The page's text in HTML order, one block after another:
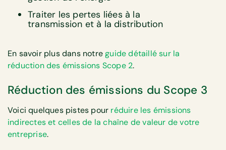
Traiter les pertes liées à la
transmission et à la distribution
En savoir plus dans notreguide détaillé sur la
réduction des émissions Scope 2.
Réduction des émissions du Scope 3
Voici quelques pistes pour réduire les émissions
indirectes et celles de la chaîne de valeur de votre
entreprise.